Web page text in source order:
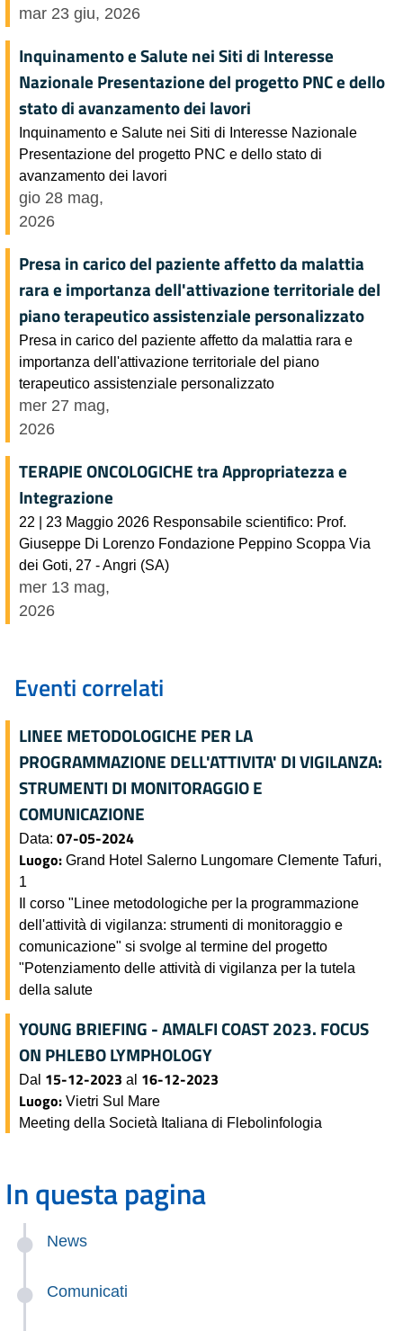
mar 23 giu, 2026
Inquinamento e Salute nei Siti di Interesse
Nazionale Presentazione del progetto PNC e dello
stato di avanzamento dei lavori
Inquinamento e Salute nei Siti di Interesse Nazionale
Presentazione del progetto PNC e dello stato di
avanzamento dei lavori
gio 28 mag,
2026
Presa in carico del paziente affetto da malattia
rara e importanza dell'attivazione territoriale del
piano terapeutico assistenziale personalizzato
Presa in carico del paziente affetto da malattia rara e
importanza dell'attivazione territoriale del piano
terapeutico assistenziale personalizzato
mer 27 mag,
2026
TERAPIE ONCOLOGICHE tra Appropriatezza e
Integrazione
22 | 23 Maggio 2026 Responsabile scientifico: Prof.
Giuseppe Di Lorenzo Fondazione Peppino Scoppa Via
dei Goti, 27 - Angri (SA)
mer 13 mag,
2026
Eventi correlati
LINEE METODOLOGICHE PER LA
PROGRAMMAZIONE DELL'ATTIVITA' DI VIGILANZA:
STRUMENTI DI MONITORAGGIO E
COMUNICAZIONE
Data: 07-05-2024
Luogo: Grand Hotel Salerno Lungomare Clemente Tafuri,
1
Il corso "Linee metodologiche per la programmazione
dell'attività di vigilanza: strumenti di monitoraggio e
comunicazione" si svolge al termine del progetto
"Potenziamento delle attività di vigilanza per la tutela
della salute
YOUNG BRIEFING - AMALFI COAST 2023. FOCUS
ON PHLEBO LYMPHOLOGY
Dal 15-12-2023 al 16-12-2023
Luogo: Vietri Sul Mare
Meeting della Società Italiana di Flebolinfologia
In questa pagina
News
Comunicati